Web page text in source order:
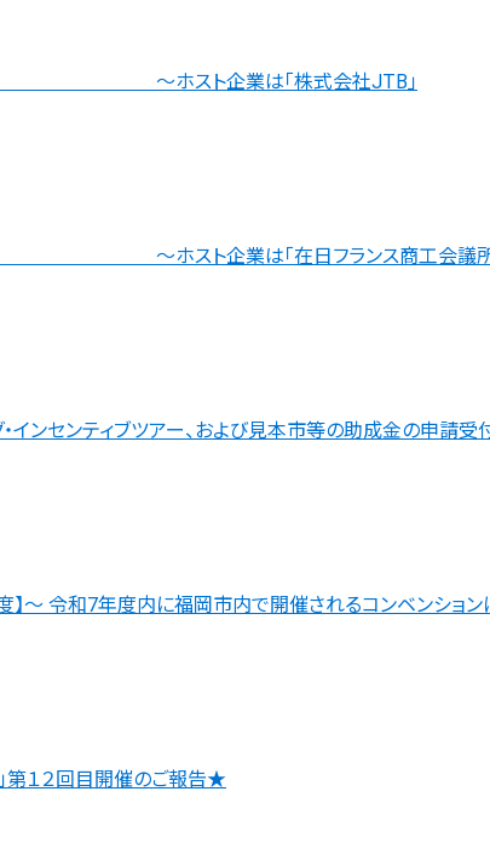
20日】 ～ホスト企業は「株式会社JTB」
13日】 ～ホスト企業は「在日フランス商工会議所
ンセンティブツアー、および見本市等の助成金の申請受
】～ 令和7年度内に福岡市内で開催されるコンベンショ
第１２回目開催のご報告★